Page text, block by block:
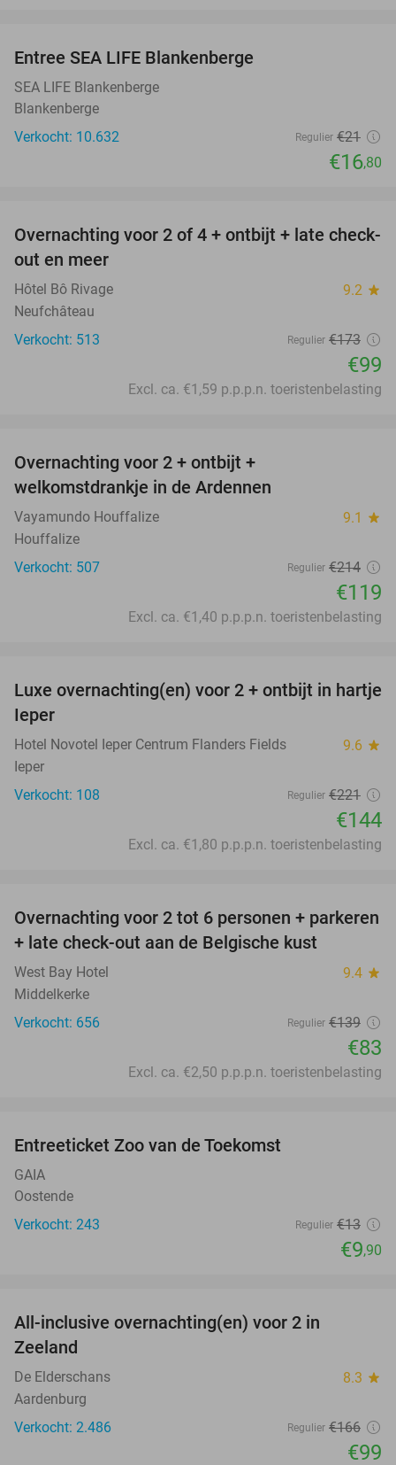
Entree SEA LIFE Blankenberge
SEA LIFE Blankenberge
Blankenberge
Verkocht: 10.632
Regulier €21
€16,80
43%
Overnachting voor 2 of 4 + ontbijt + late check-
out en meer
Hôtel Bô Rivage 9.2 star
Neufchâteau
Verkocht: 513
Regulier €173
€99
Excl. ca. €1,59 p.p.p.n. toeristenbelasting
Overnachting voor 2 + ontbijt +
welkomstdrankje in de Ardennen
Vayamundo Houffalize 9.1 star
Houffalize
Verkocht: 507
Regulier €214
€119
Excl. ca. €1,40 p.p.p.n. toeristenbelasting
35%
Luxe overnachting(en) voor 2 + ontbijt in hartje
Ieper
Hotel Novotel Ieper Centrum Flanders Fields 9.6 star
Ieper
Verkocht: 108
Regulier €221
€144
Excl. ca. €1,80 p.p.p.n. toeristenbelasting
40%
Overnachting voor 2 tot 6 personen + parkeren
+ late check-out aan de Belgische kust
West Bay Hotel 9.4 star
Middelkerke
Verkocht: 656
Regulier €139
€83
Excl. ca. €2,50 p.p.p.n. toeristenbelasting
Entreeticket Zoo van de Toekomst
GAIA
Oostende
Verkocht: 243
Regulier €13
€9,90
All-inclusive overnachting(en) voor 2 in
Zeeland
De Elderschans 8.3 star
Aardenburg
Verkocht: 2.486
Regulier €166
€99